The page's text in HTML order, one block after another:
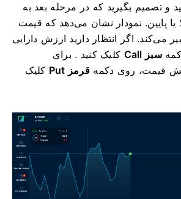
و تصمیم بگیرید که در مرحله بعد به
یا پایین. نمودار نشان می‌دهد که قیمت
می‌کند. اگر انتظار دارید ارزش دارایی
سبز Call
کلیک کنید . برای
قیمت، روی دکمه قرمز Put
کلیک